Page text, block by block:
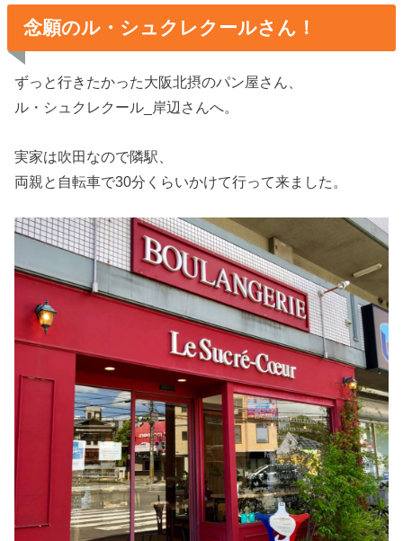
念願のル・シュクレクールさん！
ずっと行きたかった大阪北摂のパン屋さん、
ル・シュクレクール_岸辺さんへ。
実家は吹田なので隣駅、
両親と自転車で30分くらいかけて行って来ました。